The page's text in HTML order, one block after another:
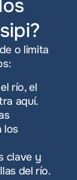
o limita
río, el
aquí.
los
clave y
del río.